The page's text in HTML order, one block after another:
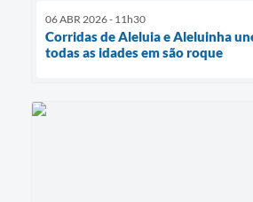
06 ABR 2026 - 11h30
Corridas de Aleluia e Aleluinha
todas as idades em são roque